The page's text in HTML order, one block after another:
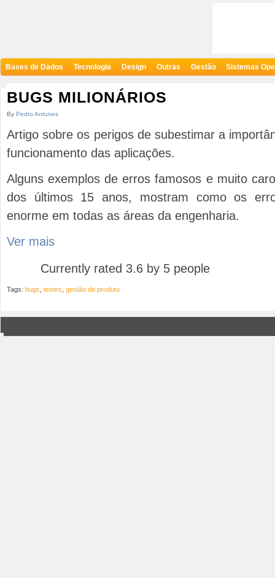
Bases de Dados Tecnologia Design Outras Gestão Sistemas
BUGS MILIONÁRIOS
By Pedro Antunes
Artigo sobre os perigos de subestimar a
funcionamento das aplicações.
Alguns exemplos de erros famosos e muito
dos últimos 15 anos, mostram como os
enorme em todas as áreas da engenharia.
Ver mais
Currently rated 3.6 by 5 people
Tags: bugs testes gestão de produto